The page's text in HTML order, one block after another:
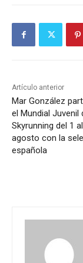
Artículo anterior
Mar González
el Mundial Juvenil
Skyrunning del 1
agosto con la
española